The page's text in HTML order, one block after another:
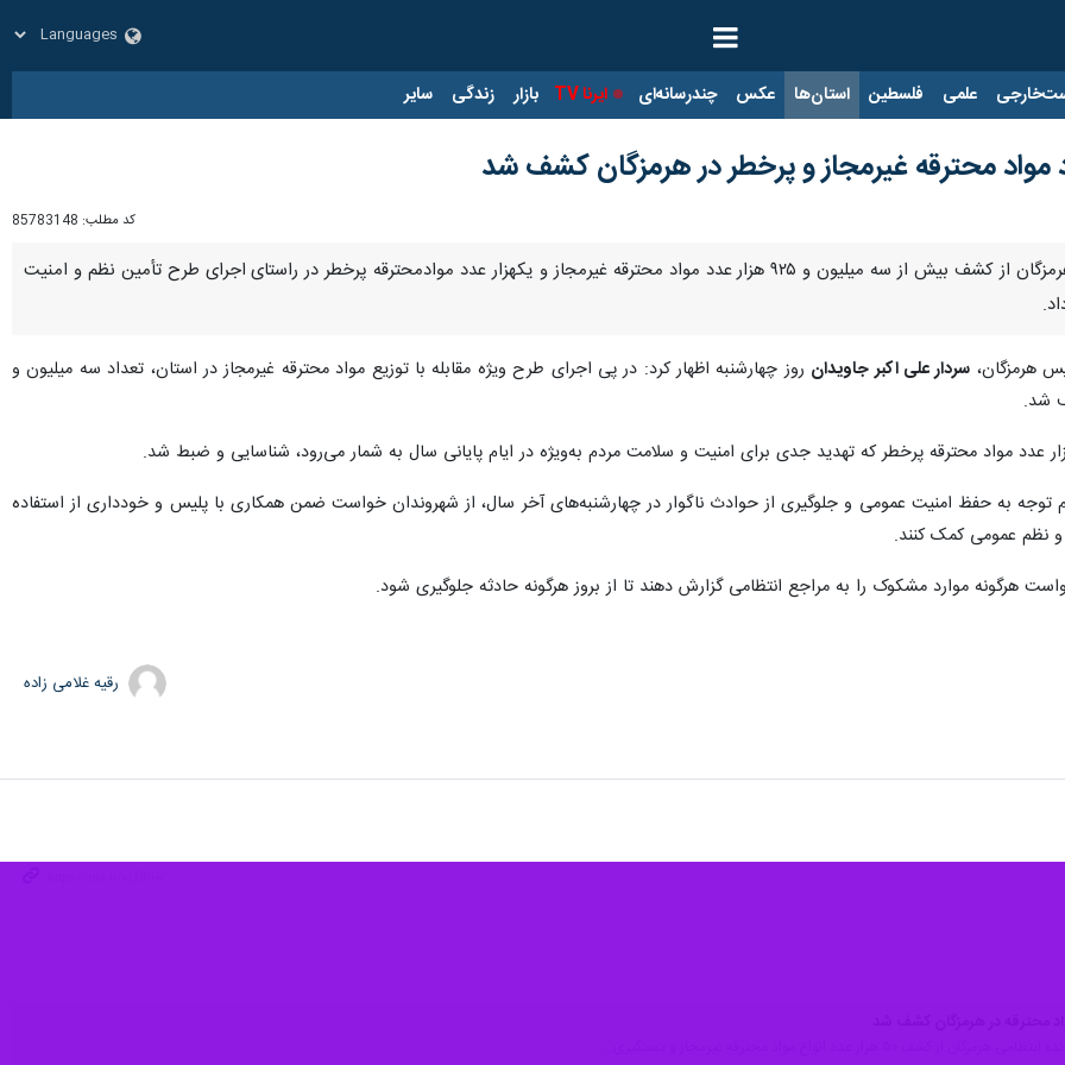
علمی فلسطین استان‌ها عکس چندرسانه‌ای ایرنا TV بازار زندگی سایر
مواد محترقه غیرمجاز و پرخطر در هرمزگان کشف شد
کد مطلب: 85783148
بندرعباس - ایرنا - فرمانده انتظامی هرمزگان از کشف بیش از سه میلیون و ۹۲۵ هزار عدد مواد محترقه غیرمجاز و یکهزار عدد موادمحترقه پرخطر در راستای اجرای طرح تأمین نظم و امنیت
هرمزگان، سردار علی اکبر جاویدان روز چهارشنبه اظهار کرد: در پی اجرای طرح ویژه مقابله با توزیع مواد محترقه غیرمجاز در استان، تعداد سه میلیون و
عدد مواد محترقه پرخطر که تهدید جدی برای امنیت و سلامت مردم به‌ویژه در ایام پایانی سال به شمار می‌رود، شناسایی و ضبط شد.
توجه به حفظ امنیت عمومی و جلوگیری از حوادث ناگوار در چهارشنبه‌های‌ آخر سال، از شهروندان خواست ضمن همکاری با پلیس و خودداری از استفاده
و نظم عمومی کمک کنند.
هرگونه موارد مشکوک را به مراجع انتظامی گزارش دهند تا از بروز هرگونه حادثه جلوگیری شود.
رقیه غلامی زاده